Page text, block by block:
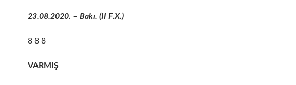
23.08.2020. – Bakı. (II F.X.)
8 8 8
VARMIŞ